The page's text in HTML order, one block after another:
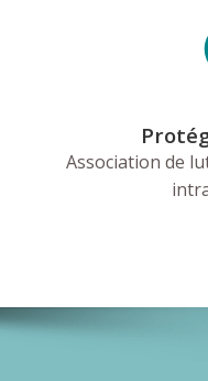
Association de